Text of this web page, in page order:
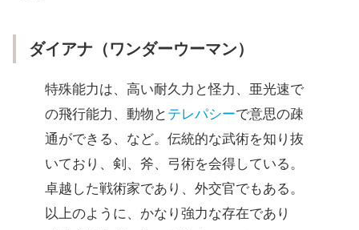
ダイアナ（ワンダーウーマン）
特殊能力は、高い耐久力と怪力、亜光速で
の飛行能力、動物と テレパシーで意思の疎
通ができる、など。伝統的な武術を知り抜
いており、剣、斧、弓術を会得している。
卓越した戦術家であり、外交官でもある。
以上のように、かなり強力な存在であり